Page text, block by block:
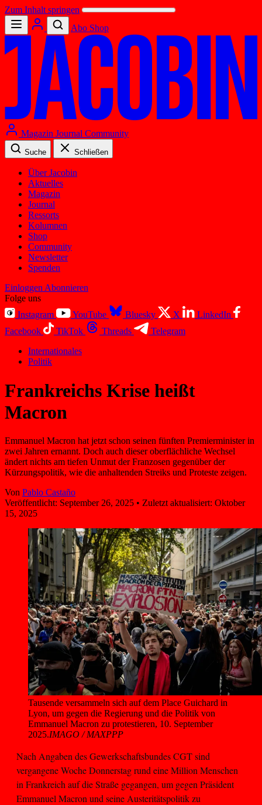
Zum Inhalt springen
Abo Shop
Magazin Journal Community
Suche Schließen
Über Jacobin
Aktuelles
Magazin
Journal
Ressorts
Kolumnen
Shop
Community
Newsletter
Spenden
Einloggen Abonnieren
Folge uns
Instagram
YouTube Bluesky X
LinkedIn
Facebook
TikTok Threads
Telegram
Internationales
Politik
Frankreichs Krise heißt
Macron
Emmanuel Macron hat jetzt schon seinen fünften Premierminister in
zwei Jahren ernannt. Doch auch dieser oberflächliche Wechsel
ändert nichts am tiefen Unmut der Franzosen gegenüber der
Kürzungspolitik, wie die anhaltenden Streiks und Proteste zeigen.
Von Pablo Castaño
Veröffentlicht: September 26, 2025 • Zuletzt aktualisiert: Oktober
15, 2025
Tausende versammeln sich auf dem Place Guichard in
Lyon, um gegen die Regierung und die Politik von
Emmanuel Macron zu protestieren, 10. September
2025.IMAGO / MAXPPP
Nach Angaben des Gewerkschaftsbundes CGT sind
vergangene Woche Donnerstag rund eine Million Menschen
in Frankreich auf die Straße gegangen, um gegen Präsident
Emmanuel Macron und seine Austeritätspolitik zu